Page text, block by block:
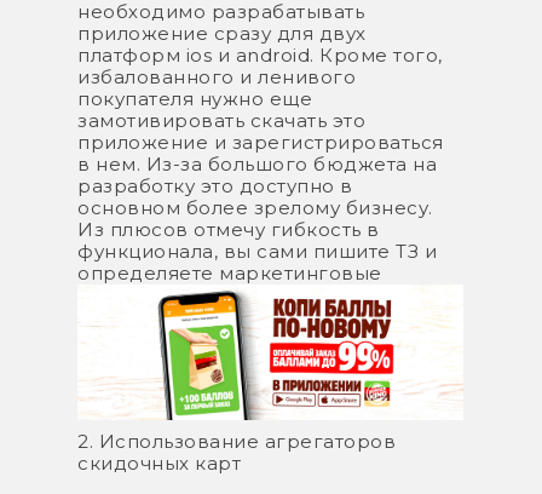
необходимо разрабатывать
приложение сразу для двух
платформ ios и android. Кроме того,
избалованного и ленивого
покупателя нужно еще
замотивировать скачать это
приложение и зарегистрироваться
в нем. Из-за большого бюджета на
разработку это доступно в
основном более зрелому бизнесу.
Из плюсов отмечу гибкость в
функционала, вы сами пишите ТЗ и
определяете маркетинговые
механики.
2. Использование агрегаторов
скидочных карт